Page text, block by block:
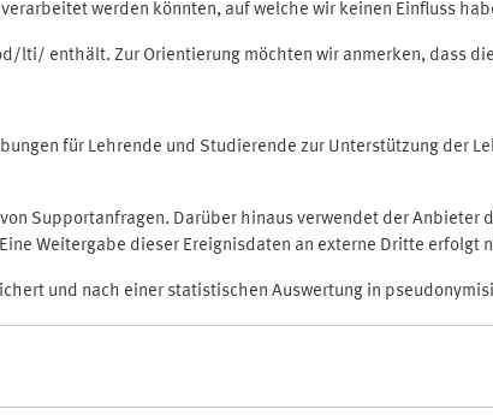
werden könnten, auf welche wir keinen Einfluss
lti/ enthält. Zur Orientierung möchten wir anmerken, dass
für Lehrende und Studierende zur Unterstützung der
Supportanfragen. Darüber hinaus verwendet der
Weitergabe dieser Ereignisdaten an externe Dritte erfolgt
und nach einer statistischen Auswertung in